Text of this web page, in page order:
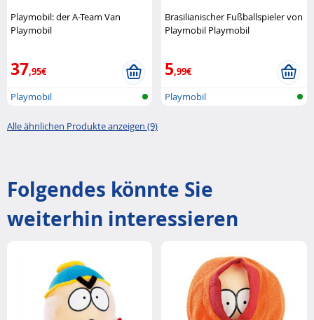
Playmobil: der A-Team Van
Playmobil
37,95€
Playmobil
Brasilianischer Fußballspieler von
Playmobil Playmobil
5,99€
Playmobil
Alle ähnlichen Produkte anzeigen (9)
Folgendes könnte Sie
weiterhin interessieren